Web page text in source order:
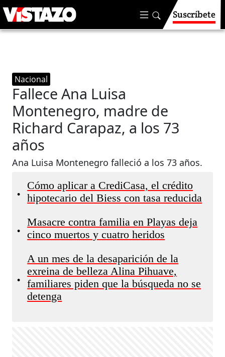
Suscríbete
Nacional
Fallece Ana Luisa
Montenegro, madre de
Richard Carapaz, a los 73
años
Ana Luisa Montenegro falleció a los 73 años.
•
Cómo aplicar a CrediCasa, el crédito
hipotecario del Biess con tasa reducida
•
Masacre contra familia en Playas deja
cinco muertos y cuatro heridos
•
A un mes de la desaparición de la
exreina de belleza Alina Pihuave,
familiares piden que la búsqueda no se
detenga